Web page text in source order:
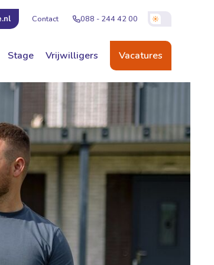
Contact 088 - 244 42 00
Stage Vrijwilligers Vacatures